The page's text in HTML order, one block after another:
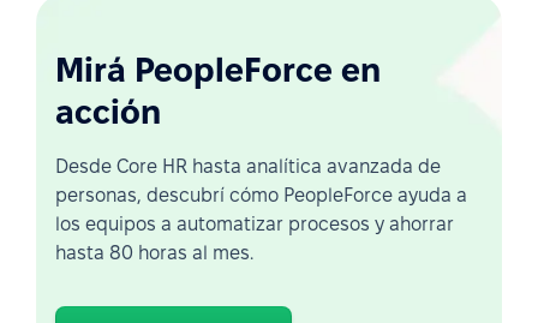
Mirá PeopleForce en
acción
Desde Core HR hasta analítica avanzada de
personas, descubrí cómo PeopleForce ayuda a
los equipos a automatizar procesos y ahorrar
hasta 80 horas al mes.